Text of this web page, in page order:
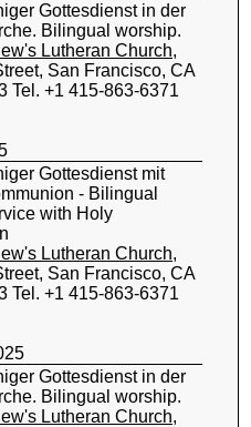
Gottesdienst in der
Bilingual worship.
Lutheran Church,
San Francisco, CA
Tel. +1 415-863-6371
Gottesdienst mit
- Bilingual
with Holy
Lutheran Church,
San Francisco, CA
Tel. +1 415-863-6371
Gottesdienst in der
Bilingual worship.
Lutheran Church,